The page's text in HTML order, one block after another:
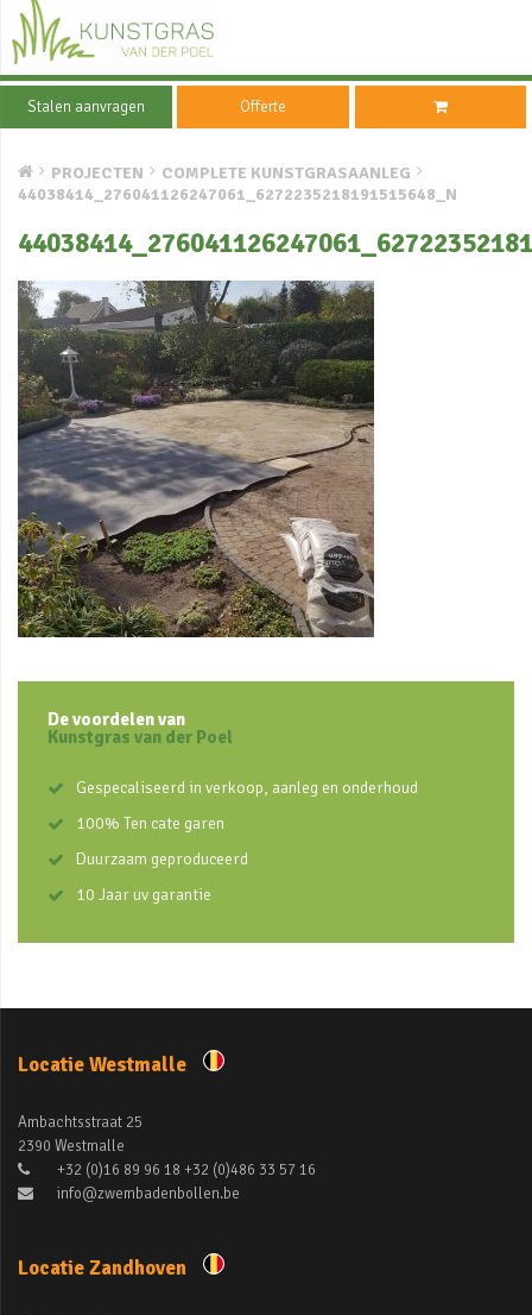
Stalen aanvragen Offerte
PROJECTEN
COMPLETE KUNSTGRASAANLEG
44038414_276041126247061_6272235218191515648_N
De voordelen van
Kunstgras van der Poel
Gespecaliseerd in verkoop, aanleg en onderhoud
100% Ten cate garen
Duurzaam geproduceerd
10 Jaar uv garantie
Locatie Westmalle
Ambachtsstraat 25
2390 Westmalle
+32 (0)16 89 96 18 +32 (0)486 33 57 16
info@zwembadenbollen.be
Locatie Zandhoven